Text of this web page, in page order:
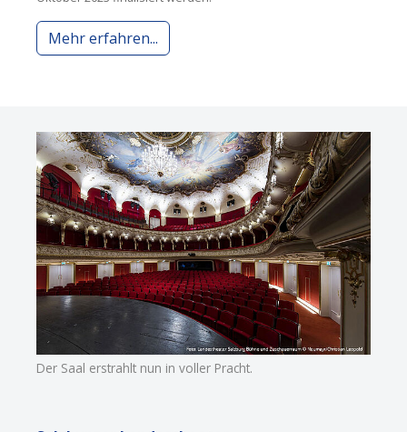
Mehr erfahren...
Der Saal erstrahlt nun in voller Pracht.